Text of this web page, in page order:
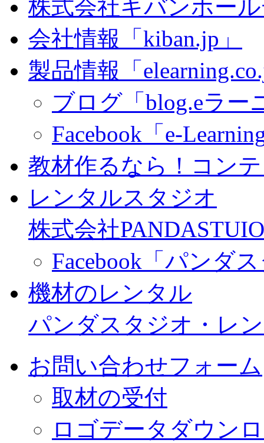
株式会社キバンホー
会社情報「kiban.jp」
製品情報「
ブログ「blog.eラー
Facebook「e-
教材作るなら！コン
レンタルスタジオ
株式会社
Facebook「パンダ
機材のレンタル
パンダスタジオ・レ
お問い合わせフォーム
取材の受付
ロゴデータダウン